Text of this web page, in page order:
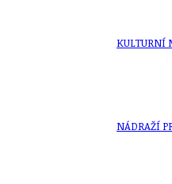
KULTURNÍ
NÁDRAŽÍ